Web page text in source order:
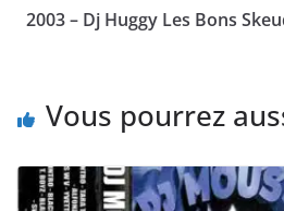
2003 – Dj Huggy Les Bons
Vous pourrez